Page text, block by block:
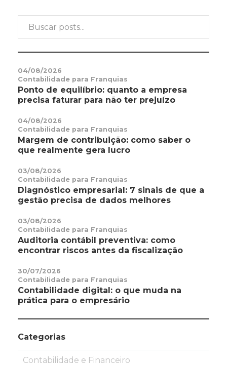
04/08/2026
Contabilidade para Franquias
Ponto de equilíbrio: quanto a empresa
precisa faturar para não ter prejuízo
04/08/2026
Contabilidade para Franquias
Margem de contribuição: como saber o
que realmente gera lucro
03/08/2026
Contabilidade para Franquias
Diagnóstico empresarial: 7 sinais de que a
gestão precisa de dados melhores
03/08/2026
Contabilidade para Franquias
Auditoria contábil preventiva: como
encontrar riscos antes da fiscalização
30/07/2026
Contabilidade para Franquias
Contabilidade digital: o que muda na
prática para o empresário
Categorias
Contabilidade e Financeiro